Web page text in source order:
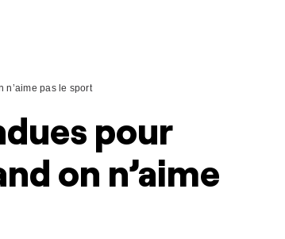
n’aime pas le sport
pour
on n’aime